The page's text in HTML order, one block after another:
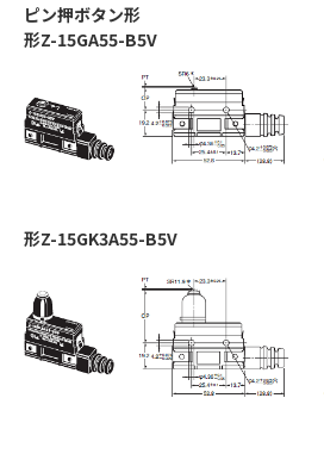
ピン押ボタン形
形Z-15GA55-B5V
形Z-15GK3A55-B5V